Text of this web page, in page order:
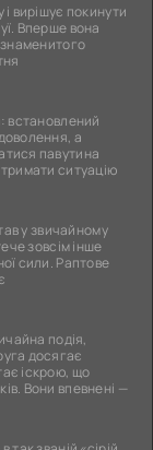
вирішує покинути
Вперше вона
знаменитого
встановлений
а
павутина
ситуацію
у звичайному
зовсім інше
сили. Раптове
подія,
досягає
іскрою, що
Вони впевнені —